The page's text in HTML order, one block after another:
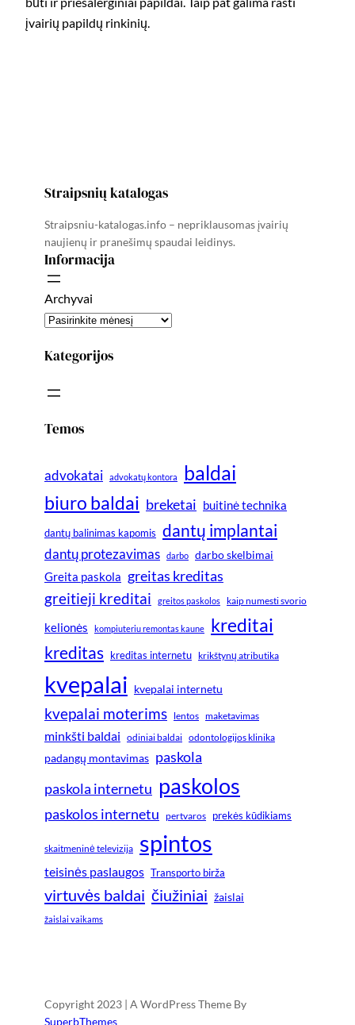
įvairių papildų rinkinių.
Straipsnių katalogas
Straipsniu-katalogas.info – nepriklausomas įvairių
naujienų ir pranešimų spaudai leidinys.
Informacija
Archyvai
Kategorijos
Temos
advokatai advokatų kontora baldai
biuro baldai breketai buitinė technika
dantų balinimas kapomis dantų implantai
dantų protezavimas darbo darbo skelbimai
Greita paskola greitas kreditas
greitieji kreditai greitos paskolos kaip numesti svorio
kelionės kompiuteriu remontas kaune kreditai
kreditas kreditas internetu krikštynų atributika
kvepalai kvepalai internetu
kvepalai moterims lentos maketavimas
minkšti baldai odiniai baldai odontologijos klinika
padangų montavimas paskola
paskola internetu paskolos
paskolos internetu pertvaros prekės kūdikiams
skaitmeninė televizija spintos
teisinės paslaugos Transporto birža
virtuvės baldai čiužiniai žaislai
žaislai vaikams
Copyright 2023 | A WordPress Theme By
SuperbThemes